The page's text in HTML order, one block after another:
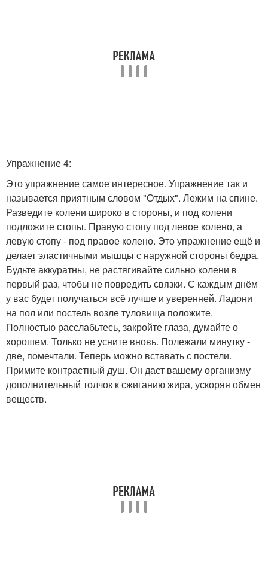
Упражнение 4:
Это упражнение самое интересное. Упражнение так и
называется приятным словом "Отдых". Лежим на спине.
Разведите колени широко в стороны, и под колени
подложите стопы. Правую стопу под левое колено, а
левую стопу - под правое колено. Это упражнение ещё и
делает эластичными мышцы с наружной стороны бедра.
Будьте аккуратны, не растягивайте сильно колени в
первый раз, чтобы не повредить связки. С каждым днём
у вас будет получаться всё лучше и уверенней. Ладони
на пол или постель возле туловища положите.
Полностью расслабьтесь, закройте глаза, думайте о
хорошем. Только не усните вновь. Полежали минутку -
две, помечтали. Теперь можно вставать с постели.
Примите контрастный душ. Он даст вашему организму
дополнительный толчок к сжиганию жира, ускоряя обмен
веществ.